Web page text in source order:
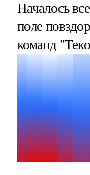
Началось
поле
команд